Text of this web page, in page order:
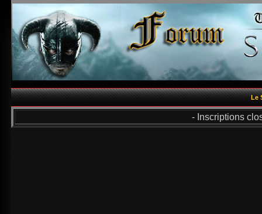
Le
- Inscriptions